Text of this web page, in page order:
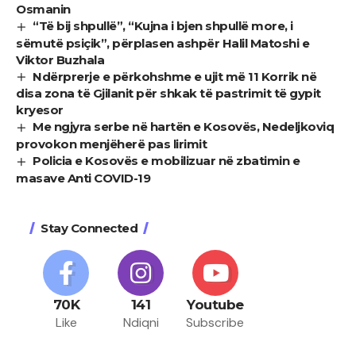
Osmanin
“Të bij shpullë”, “Kujna i bjen shpullë more, i
sëmutë psiçik”, përplasen ashpër Halil Matoshi e
Viktor Buzhala
Ndërprerje e përkohshme e ujit më 11 Korrik në
disa zona të Gjilanit për shkak të pastrimit të gypit
kryesor
Me ngjyra serbe në hartën e Kosovës, Nedeljkoviq
provokon menjëherë pas lirimit
Policia e Kosovës e mobilizuar në zbatimin e
masave Anti COVID-19
Stay Connected
70K
Like
141
Ndiqni
Youtube
Subscribe